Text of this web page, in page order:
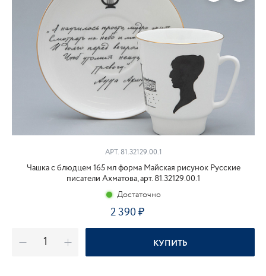
АРТ. 81.32129.00.1
Чашка с блюдцем 165 мл форма Майская рисунок Русские
писатели Ахматова, арт. 81.32129.00.1
Достаточно
2 390₽
КУПИТЬ